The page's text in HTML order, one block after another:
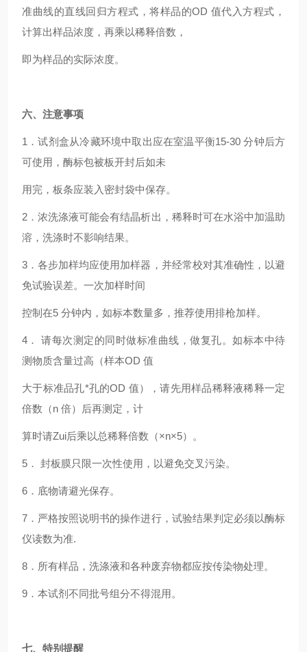
准曲线的直线回归方程式，将样品的OD 值代入方程式，
计算出样品浓度，再乘以稀释倍数，
即为样品的实际浓度。
六、注意事项
1 ．试剂盒从冷藏环境中取出应在室温平衡15-30 分钟后方
可使用，酶标包被板开封后如未
用完，板条应装入密封袋中保存。
2 ．浓洗涤液可能会有结晶析出，稀释时可在水浴中加温助
溶，洗涤时不影响结果。
3 ．各步加样均应使用加样器，并经常校对其准确性，以避
免试验误差。一次加样时间
控制在5 分钟内，如标本数量多，推荐使用排枪加样。
4 ． 请每次测定的同时做标准曲线，做复孔。如标本中待
测物质含量过高（样本OD 值
大于标准品孔*孔的OD 值），请先用样品稀释液稀释一定
倍数（n 倍）后再测定，计
算时请Zui后乘以总稀释倍数（×n×5）。
5 ． 封板膜只限一次性使用，以避免交叉污染。
6 ．底物请避光保存。
7 ．严格按照说明书的操作进行，试验结果判定必须以酶标
仪读数为准.
8 ．所有样品，洗涤液和各种废弃物都应按传染物处理。
9 ．本试剂不同批号组分不得混用。
七、特别提醒